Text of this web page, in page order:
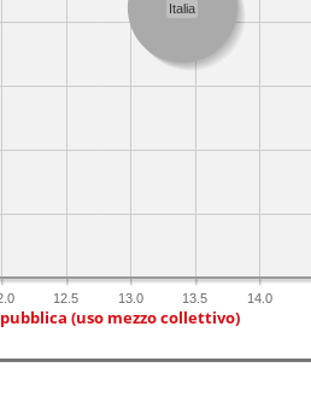
12.5 13.0 13.5 14.0
Italia
(uso mezzo collettivo)